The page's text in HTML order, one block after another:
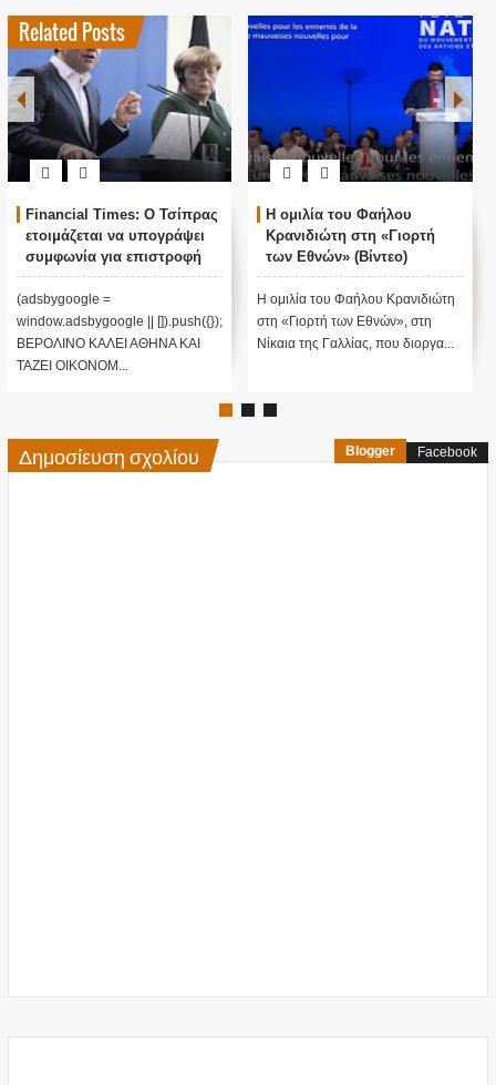
Related Posts
Financial Times: Ο Τσίπρας
ετοιμάζεται να υπογράψει
συμφωνία για επιστροφή
μεταναστών
(adsbygoogle =
window.adsbygoogle || []).push({});
ΒΕΡΟΛΙΝΟ ΚΑΛΕΙ ΑΘΗΝΑ ΚΑΙ
ΤΑΖΕΙ ΟΙΚΟΝΟΜ...
Η ομιλία του Φαήλου
Κρανιδιώτη στη «Γιορτή
των Εθνών» (Βίντεο)
H ομιλία του Φαήλου Κρανιδιώτη
στη «Γιορτή των Εθνών», στη
Νίκαια της Γαλλίας, που διοργα...
Δημοσίευση σχολίου Blogger Facebook